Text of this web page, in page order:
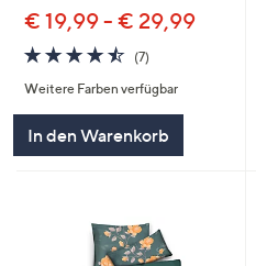
€ 19,99 - € 29,99
4.4
von
5
(7)
Weitere Farben verfügbar
In den Warenkorb